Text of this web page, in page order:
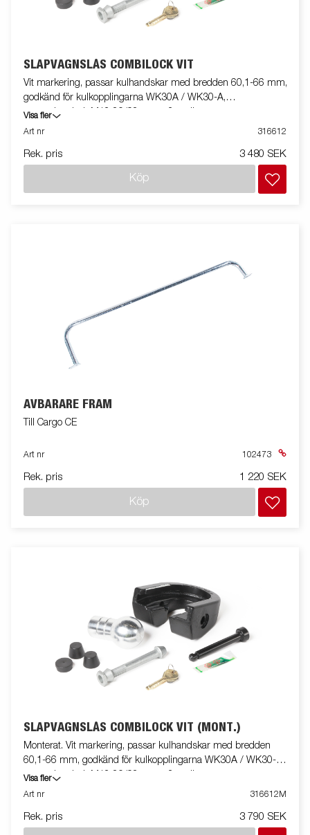
SLÄPVAGNSLÅS COMBILOCK VIT
Vit markering, passar kulhandskar med bredden 60,1-66 mm,
godkänd för kulkopplingarna WK30A / WK30-A,
monteringsbult M12 80/98mm + 2 st distanser.
Visa fler
Art nr
316612
Rek. pris 3 480 SEK
Köp
AVBÄRARE FRAM
Till Cargo CE
Art nr 102473
Rek. pris 1 220 SEK
Köp
SLÄPVAGNSLÅS COMBILOCK VIT (MONT.)
Monterat. Vit markering, passar kulhandskar med bredden
60,1-66 mm, godkänd för kulkopplingarna WK30A / WK30-A,
monteringsbult M12 80/98mm + 2 st distanser.
Visa fler
Art nr
316612M
Rek. pris 3 790 SEK